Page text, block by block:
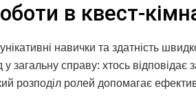
в квест-
навички та здатність
загальну справу: хтось відповідає
розподіл ролей допомагає